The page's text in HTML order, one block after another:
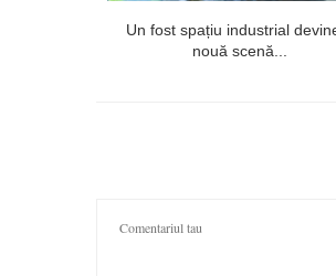
Un fost spațiu industrial
nouă scenă...